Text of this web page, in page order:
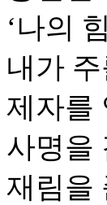
‘나의
내가
제자를
사명을
재림을